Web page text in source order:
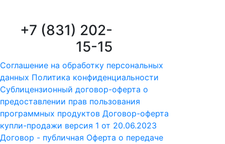
+7 (831) 202-
15-15
Соглашение на обработку персональных
данных Политика конфиденциальности
Сублицензионный договор-оферта о
предоставлении прав пользования
программных продуктов Договор-оферта
купли-продажи версия 1 от 20.06.2023
Договор - публичная Оферта о передаче